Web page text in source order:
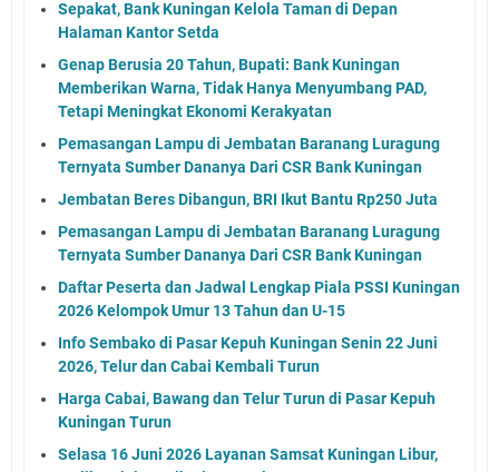
Sepakat, Bank Kuningan Kelola Taman di Depan
Halaman Kantor Setda
Genap Berusia 20 Tahun, Bupati: Bank Kuningan
Memberikan Warna, Tidak Hanya Menyumbang PAD,
Tetapi Meningkat Ekonomi Kerakyatan
Pemasangan Lampu di Jembatan Baranang Luragung
Ternyata Sumber Dananya Dari CSR Bank Kuningan
Jembatan Beres Dibangun, BRI Ikut Bantu Rp250 Juta
Pemasangan Lampu di Jembatan Baranang Luragung
Ternyata Sumber Dananya Dari CSR Bank Kuningan
Daftar Peserta dan Jadwal Lengkap Piala PSSI Kuningan
2026 Kelompok Umur 13 Tahun dan U-15
Info Sembako di Pasar Kepuh Kuningan Senin 22 Juni
2026, Telur dan Cabai Kembali Turun
Harga Cabai, Bawang dan Telur Turun di Pasar Kepuh
Kuningan Turun
Selasa 16 Juni 2026 Layanan Samsat Kuningan Libur,